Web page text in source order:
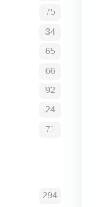
75
34
65
66
92
24
71
294